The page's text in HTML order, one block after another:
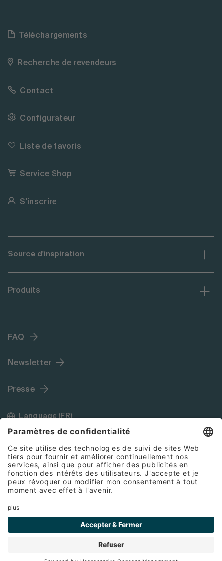
Téléchargements
Recherche de revendeurs
Contact
Configurateur
Liste de favoris
Service Shop
S'inscrire
Source d'inspiration
Produits
FAQ
Newsletter
Presse
Language (FR)
Mentions légales
Protection des données